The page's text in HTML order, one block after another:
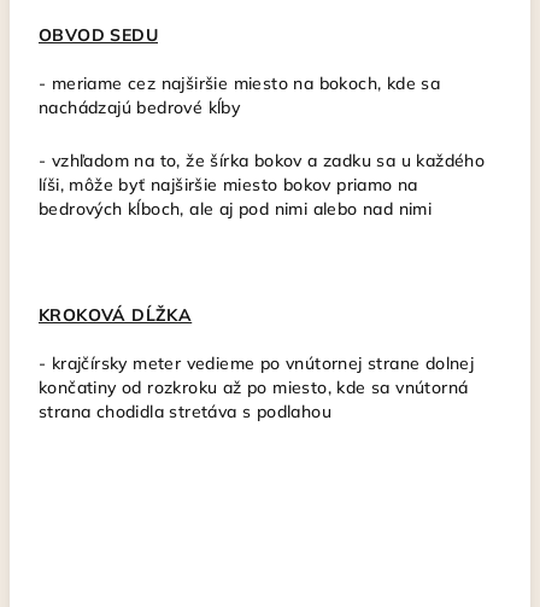
OBVOD SEDU
- meriame cez najširšie miesto na bokoch, kde sa
nachádzajú bedrové kĺby
- vzhľadom na to, že šírka bokov a zadku sa u každého
líši, môže byť najširšie miesto bokov priamo na
bedrových kĺboch, ale aj pod nimi alebo nad nimi
KROKOVÁ DĹŽKA
- krajčírsky meter vedieme po vnútornej strane dolnej
končatiny od rozkroku až po miesto, kde sa vnútorná
strana chodidla stretáva s podlahou